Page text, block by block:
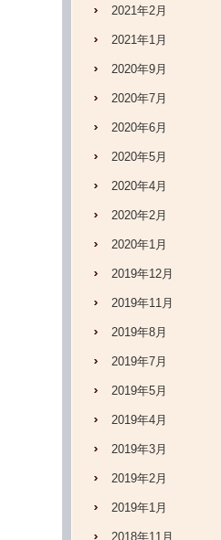
2021年2月
2021年1月
2020年9月
2020年7月
2020年6月
2020年5月
2020年4月
2020年2月
2020年1月
2019年12月
2019年11月
2019年8月
2019年7月
2019年5月
2019年4月
2019年3月
2019年2月
2019年1月
2018年11月